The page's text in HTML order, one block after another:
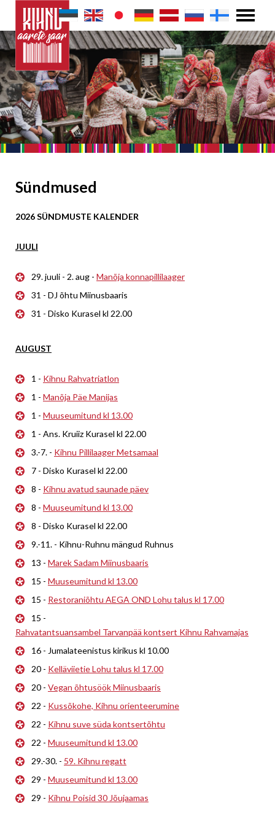
Sündmused
2026 SÜNDMUSTE KALENDER
JUULI
29. juuli - 2. aug - Manõja konnapillilaager
31 - DJ õhtu Miinusbaaris
31 - Disko Kurasel kl 22.00
AUGUST
1 - Kihnu Rahvatriatlon
1 - Manõja Päe Manijas
1 - Muuseumitund kl 13.00
1 - Ans. Kruiiz Kurasel kl 22.00
3.-7. - Kihnu Pillilaager Metsamaal
7 - Disko Kurasel kl 22.00
8 - Kihnu avatud saunade päev
8 - Muuseumitund kl 13.00
8 - Disko Kurasel kl 22.00
9.-11. - Kihnu-Ruhnu mängud Ruhnus
13 - Marek Sadam Miinusbaaris
15 - Muuseumitund kl 13.00
15 - Restoraniõhtu AEGA OND Lohu talus kl 17.00
15 -
Rahvatantsuansambel Tarvanpää kontsert Kihnu Rahvamajas
16 - Jumalateenistus kirikus kl 10.00
20 - Kelläviietie Lohu talus kl 17.00
20 - Vegan õhtusöök Miinusbaaris
22 - Kussõkohe, Kihnu orienteerumine
22 - Kihnu suve süda kontsertõhtu
22 - Muuseumitund kl 13.00
29.-30. - 59. Kihnu regatt
29 - Muuseumitund kl 13.00
29 - Kihnu Poisid 30 Jõujaamas